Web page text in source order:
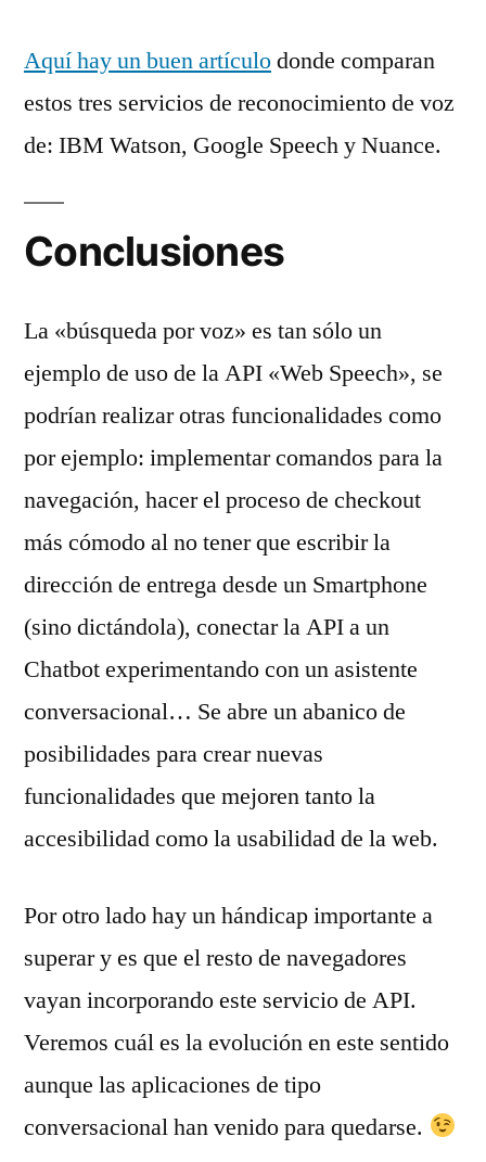
Aquí hay un buen artículodonde comparan
estos tres servicios de reconocimiento de voz
de: IBM Watson, Google Speech y Nuance.
Conclusiones
La «búsqueda por voz» es tan sólo un
ejemplo de uso de la API «Web Speech», se
podrían realizar otras funcionalidades como
por ejemplo: implementar comandos para la
navegación, hacer el proceso de checkout
más cómodo al no tener que escribir la
dirección de entrega desde un Smartphone
(sino dictándola), conectar la API a un
Chatbot experimentando con un asistente
conversacional… Se abre un abanico de
posibilidades para crear nuevas
funcionalidades que mejoren tanto la
accesibilidad como la usabilidad de la web.
Por otro lado hay un hándicap importante a
superar y es que el resto de navegadores
vayan incorporando este servicio de API.
Veremos cuál es la evolución en este sentido
aunque las aplicaciones de tipo
conversacional han venido para quedarse.